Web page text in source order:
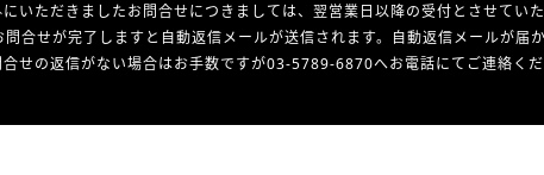
いただきましたお問合せにつきましては、翌営業日以降の受付とさせていた
合せが完了しますと自動返信メールが送信されます。自動返信メールが届か
合せの返信がない場合はお手数ですが03-5789-6870へお電話にてご連絡くだ